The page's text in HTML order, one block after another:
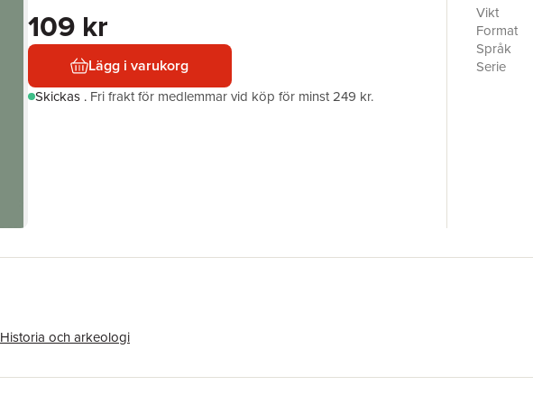
109 kr
Lägg i varukorg
Skickas . Fri frakt för medlemmar vid köp för minst 249 kr.
hur
mellan
Vikt
Format
Språk
Serie
Historia och arkeologi